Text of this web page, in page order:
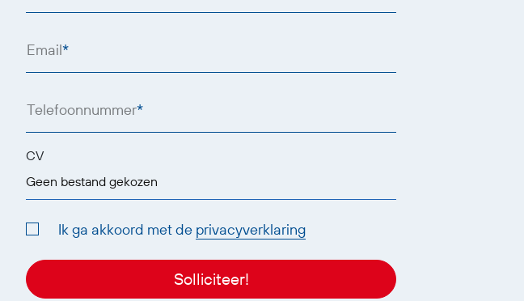
Email*
Telefoonnummer*
CV
Geen bestand gekozen
Ik ga akkoord met de privacyverklaring
Solliciteer!